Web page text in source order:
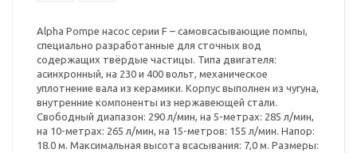
Alpha Pompe насос серии F – самовсасывающие помпы,
специально разработанные для сточных вод
содержащих твёрдые частицы. Типа двигателя:
асинхронный, на 230 и 400 вольт, механическое
уплотнение вала из керамики. Корпус выполнен из чугуна,
внутренние компоненты из нержавеющей стали.
Свободный диапазон: 290 л/мин, на 5-метрах: 285 л/мин,
на 10-метрах: 265 л/мин, на 15-метров: 155 л/мин. Напор:
18.0 м. Максимальная высота всасывания: 7,0 м. Размеры: